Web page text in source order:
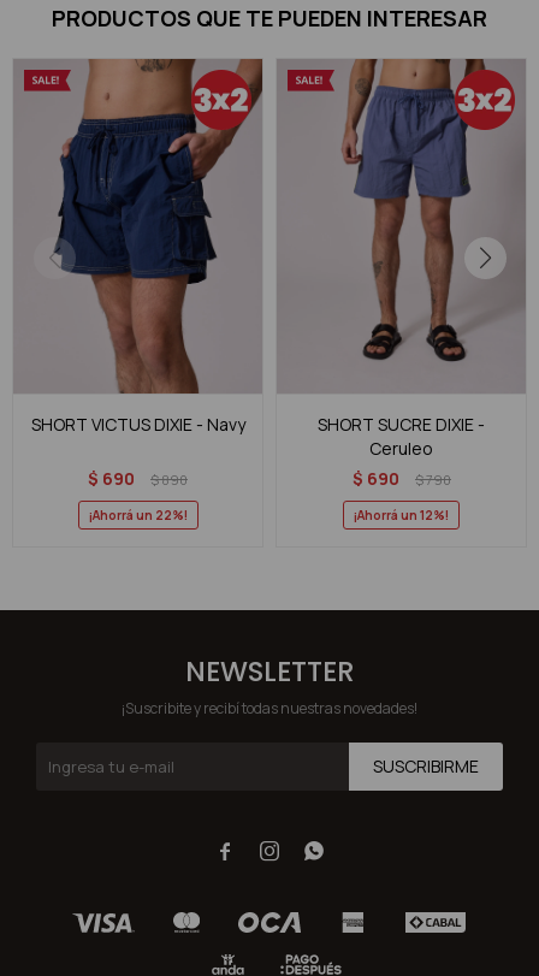
PRODUCTOS QUE TE PUEDEN INTERESAR
SHORT VICTUS DIXIE - Navy
$ 690 $890
22
SHORT SUCRE DIXIE -
Ceruleo
$ 690 $790
12
NEWSLETTER
¡Suscribite y recibí todas nuestras novedades!
SUSCRIBIRME
  